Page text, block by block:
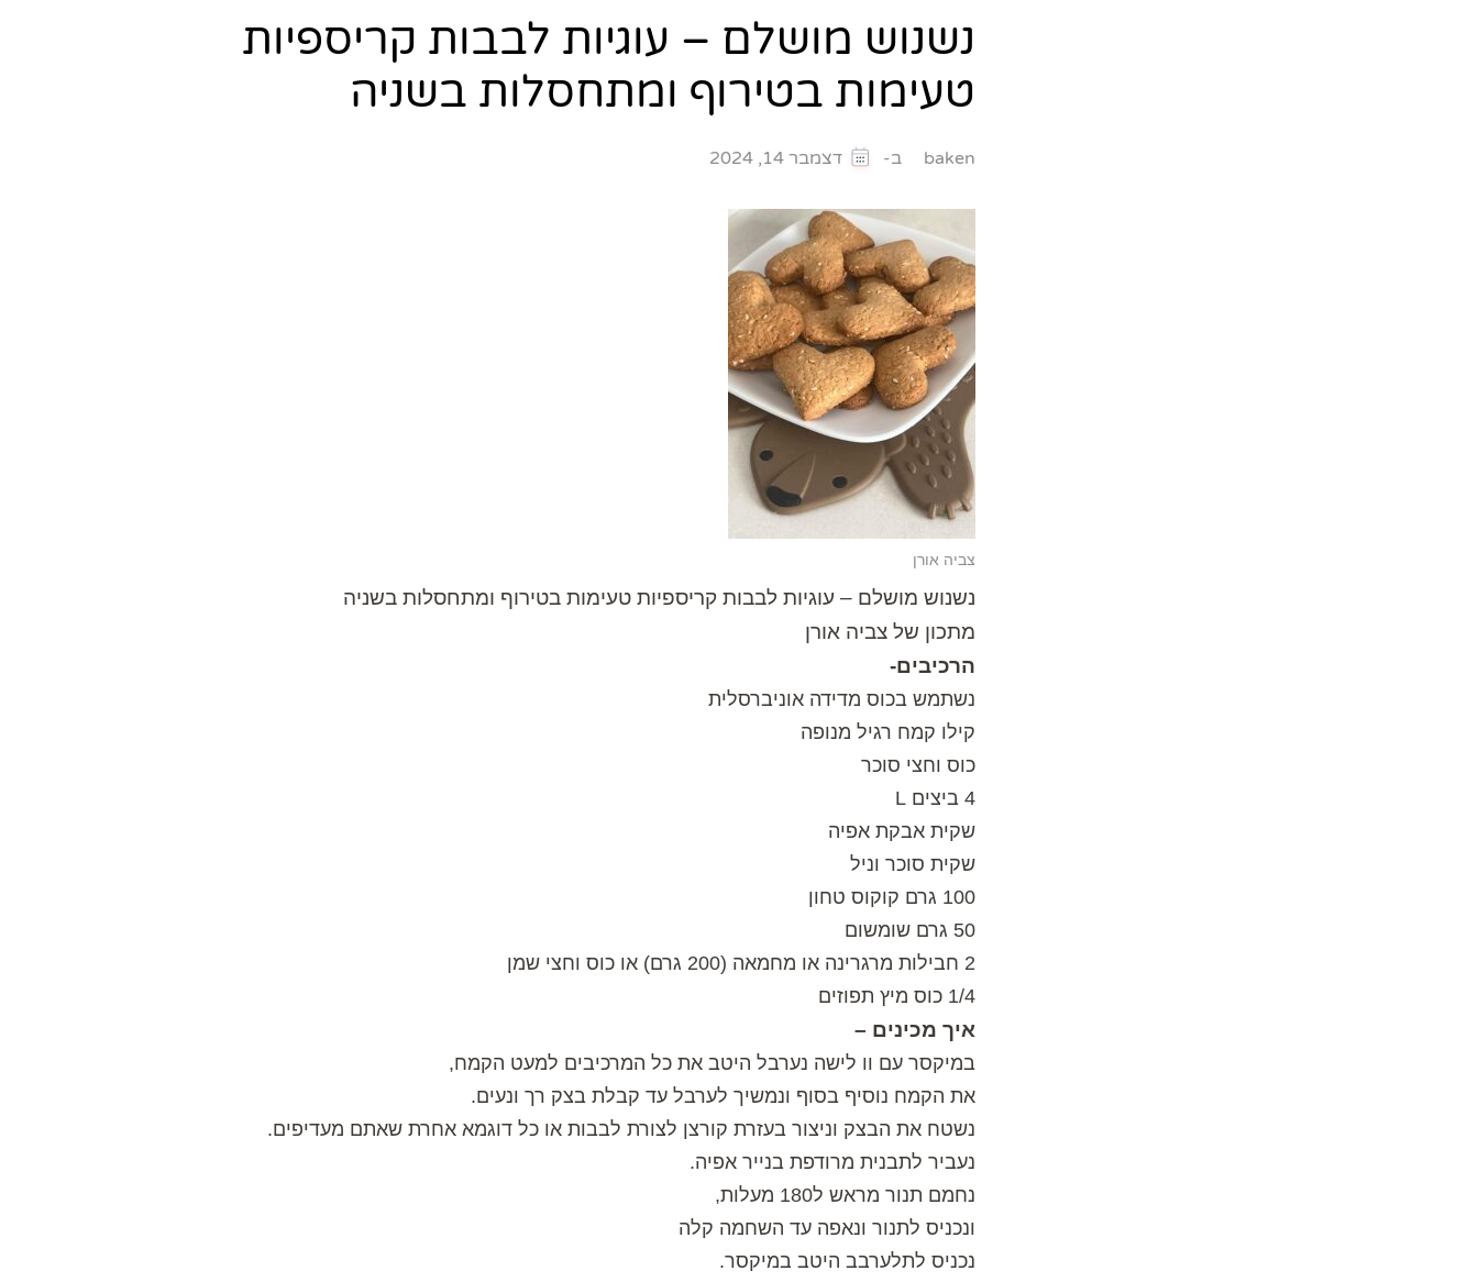
נשנוש מושלם – עוגיות לבבות קריספיות
טעימות בטירוף ומתחסלות בשניה
baken ב- דצמבר 14, 2024
צביה אורן
נשנוש מושלם – עוגיות לבבות קריספיות טעימות בטירוף ומתחסלות בשניה
מתכון של צביה אורן
הרכיבים-
נשתמש בכוס מדידה אוניברסלית
קילו קמח רגיל מנופה
כוס וחצי סוכר
4 ביצים L
שקית אבקת אפיה
שקית סוכר וניל
100 גרם קוקוס טחון
50 גרם שומשום
2 חבילות מרגרינה או מחמאה (200 גרם) או כוס וחצי שמן
1/4 כוס מיץ תפוזים
איך מכינים –
במיקסר עם וו לישה נערבל היטב את כל המרכיבים למעט הקמח,
את הקמח נוסיף בסוף ונמשיך לערבל עד קבלת בצק רך ונעים.
נשטח את הבצק וניצור בעזרת קורצן לצורת לבבות או כל דוגמא אחרת שאתם מעדיפים.
נעביר לתבנית מרודפת בנייר אפיה.
נחמם תנור מראש ל180 מעלות,
ונכניס לתנור ונאפה עד השחמה קלה
נכניס לתלערבב היטב במיקסר.